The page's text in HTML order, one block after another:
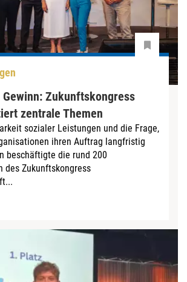
Zukunftskongress
zentrale Themen
sozialer Leistungen und die Frage,
ihren Auftrag langfristig
beschäftigte die rund 200
des Zukunftskongress